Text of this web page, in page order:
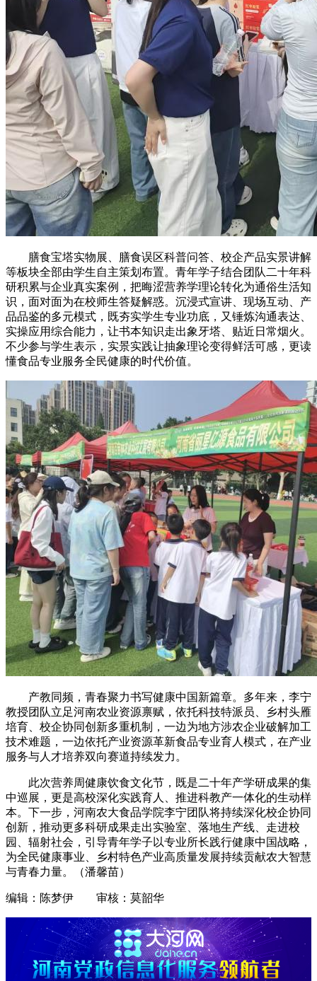
膳食宝塔实物展、膳食误区科普问答、校企产品实景讲解
等板块全部由学生自主策划布置。青年学子结合团队二十年科
研积累与企业真实案例，把晦涩营养学理论转化为通俗生活知
识，面对面为在校师生答疑解惑。沉浸式宣讲、现场互动、产
品品鉴的多元模式，既夯实学生专业功底，又锤炼沟通表达、
实操应用综合能力，让书本知识走出象牙塔、贴近日常烟火。
不少参与学生表示，实景实践让抽象理论变得鲜活可感，更读
懂食品专业服务全民健康的时代价值。
产教同频，青春聚力书写健康中国新篇章。多年来，李宁
教授团队立足河南农业资源禀赋，依托科技特派员、乡村头雁
培育、校企协同创新多重机制，一边为地方涉农企业破解加工
技术难题，一边依托产业资源革新食品专业育人模式，在产业
服务与人才培养双向赛道持续发力。
此次营养周健康饮食文化节，既是二十年产学研成果的集
中巡展，更是高校深化实践育人、推进科教产一体化的生动样
本。下一步，河南农大食品学院李宁团队将持续深化校企协同
创新，推动更多科研成果走出实验室、落地生产线、走进校
园、辐射社会，引导青年学子以专业所长践行健康中国战略，
为全民健康事业、乡村特色产业高质量发展持续贡献农大智慧
与青春力量。（潘馨苗）
编辑：陈梦伊 审核：莫韶华